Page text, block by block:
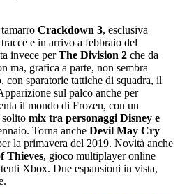
Crackdown 3, esclusiva
e in arrivo a febbraio del
invece perThe Division 2 che da
ma, grafica a parte, non sembra
con sparatorie tattiche di squadra, il
sul palco anche per
il mondo di Frozen, con un
mix tra personaggi Disney e
Torna anche Devil May Cry
la primavera del 2019. Novità anche
Thieves, gioco multiplayer online
Xbox. Due espansioni in vista,